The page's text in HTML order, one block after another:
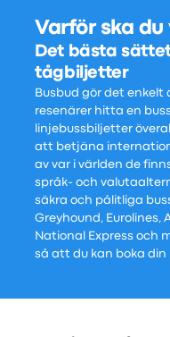
Varför ska du
Det bästa
tågbiljetter
Busbud gör det enkelt
resenärer hitta en
linjebussbiljetter
att betjäna
av var i världen de
språk- och
säkra och pålitliga
Greyhound, Eurolines,
National Express och
så att du kan boka